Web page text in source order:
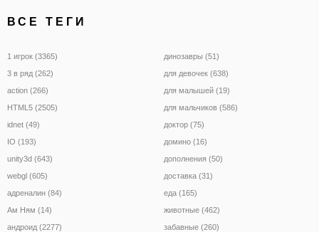
ВСЕ ТЕГИ
1 игрок (3365)
3 в ряд (262)
action (266)
HTML5 (2505)
idnet (49)
IO (193)
unity3d (643)
webgl (605)
адреналин (84)
Ам Ням (14)
андроид (2277)
динозавры (51)
для девочек (638)
для малышей (19)
для мальчиков (586)
доктор (75)
домино (16)
дополнения (50)
доставка (31)
еда (165)
животные (462)
забавные (260)